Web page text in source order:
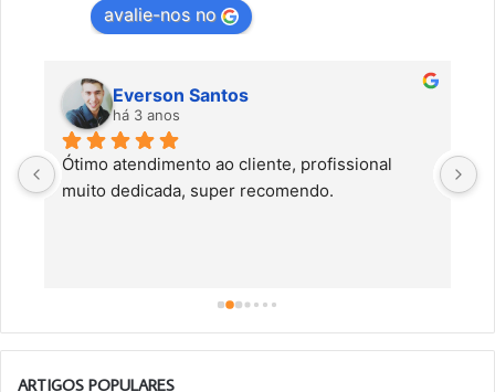
avalie-nos no
Everson Santos
há 3 anos
Ótimo atendimento ao cliente, profissional
muito dedicada, super recomendo.
ARTIGOS POPULARES